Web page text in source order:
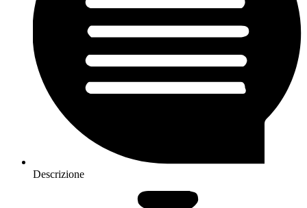
Descrizione